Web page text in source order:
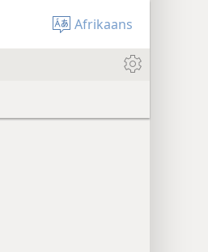
Afrikaans